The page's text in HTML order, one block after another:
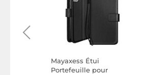
Mayaxess Étui
Portefeuille pour